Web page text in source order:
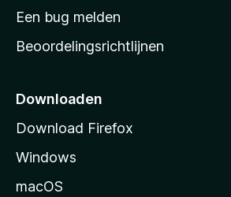
t
r
p
g
i
Een bug melden
Beoordelingsrichtlijnen
Downloaden
Download Firefox
Windows
macOS